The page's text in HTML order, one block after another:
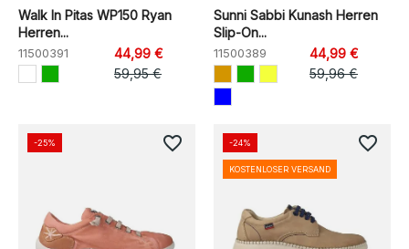
Walk In Pitas WP150 Ryan
Herren...
11500391
44,99 €
59,95 €
Sunni Sabbi Kunash Herren
Slip-On...
11500389
44,99 €
59,96 €
-25% favorite_border -24%
KOSTENLOSER VERSAND
favorite_border